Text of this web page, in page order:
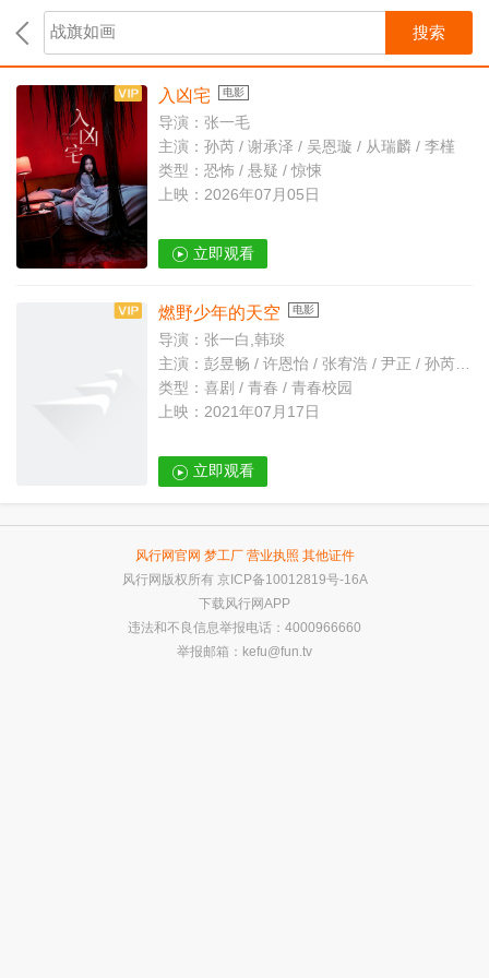
搜索
入凶宅 电影
导演：张一毛
主演：孙芮 / 谢承泽 / 吴恩璇 / 从瑞麟 / 李槿
类型：恐怖 / 悬疑 / 惊悚
上映：2026年07月05日
立即观看
燃野少年的天空 电影
导演：张一白,韩琰
主演：彭昱畅 / 许恩怡 / 张宥浩 / 尹正 / 孙芮 / 斯外戈
类型：喜剧 / 青春 / 青春校园
上映：2021年07月17日
立即观看
风行网官网 梦工厂 营业执照 其他证件
风行网版权所有 京ICP备10012819号-16A
下载风行网APP
违法和不良信息举报电话：4000966660
举报邮箱： kefu@fun.tv